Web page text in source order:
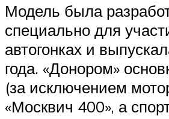
Модель была
специально для
автогонках и
года. «Донором»
(за исключением
«Москвич 400», а